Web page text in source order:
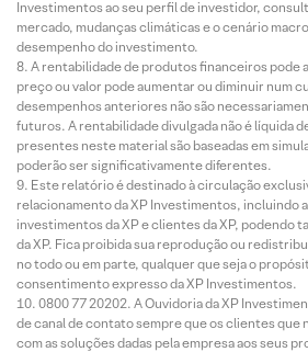
Investimentos ao seu perfil de investidor,
mercado, mudanças climáticas e o cenário
desempenho do investimento.
A rentabilidade de produtos financeiros pode
preço ou valor pode aumentar ou diminuir num
desempenhos anteriores não são
futuros. A rentabilidade divulgada não é líquida
presentes neste material são baseadas em
poderão ser significativamente diferentes.
Este relatório é destinado à circulação
relacionamento da XP Investimentos, incluindo
investimentos da XP e clientes da XP, podendo
da XP. Fica proibida sua reprodução ou
no todo ou em parte, qualquer que seja o
consentimento expresso da XP Investimentos.
0800 77 20202. A Ouvidoria da XP
de canal de contato sempre que os clientes que
com as soluções dadas pela empresa aos seus